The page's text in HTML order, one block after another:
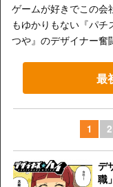
ゲームが好きでこの会
もゆかりもない『パ
つや』のデザイナー奮
最
1 2
デ
職」